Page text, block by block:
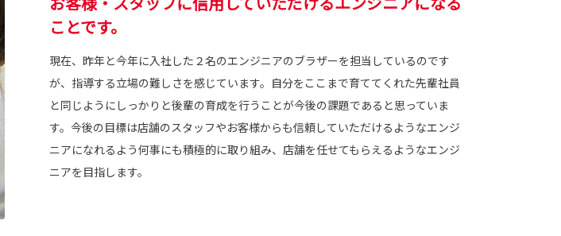
ことです。
現在、昨年と今年に入社した２名のエンジニアのブラザーを担当しているのです
が、指導する立場の難しさを感じています。自分をここまで育ててくれた先輩社員
と同じようにしっかりと後輩の育成を行うことが今後の課題であると思っていま
す。今後の目標は店舗のスタッフやお客様からも信頼していただけるようなエンジ
ニアになれるよう何事にも積極的に取り組み、店舗を任せてもらえるようなエンジ
ニアを目指します。